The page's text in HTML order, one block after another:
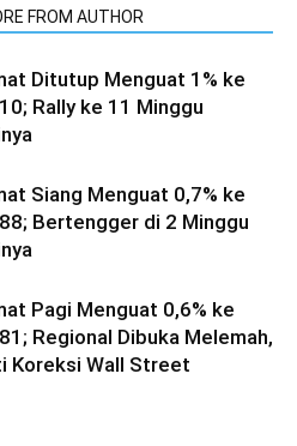
FROM AUTHOR
Ditutup Menguat 1% ke
Rally ke 11 Minggu
Siang Menguat 0,7% ke
Bertengger di 2 Minggu
Pagi Menguat 0,6% ke
Regional Dibuka Melemah,
Koreksi Wall Street